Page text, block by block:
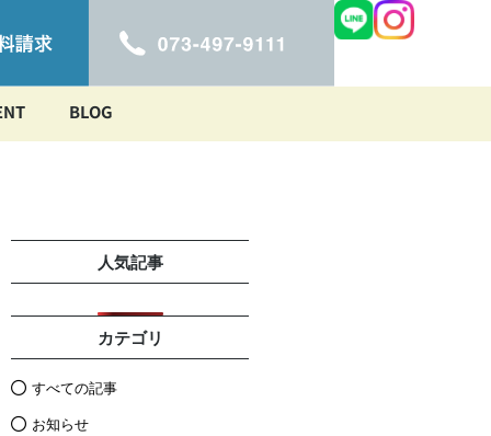
BLOG
人気記事
カテゴリ
すべての記事
お知らせ